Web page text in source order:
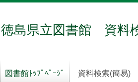
徳島県立図書館 資料
図書館ﾄｯﾌﾟﾍﾟｰｼﾞ 資料検索(簡易)